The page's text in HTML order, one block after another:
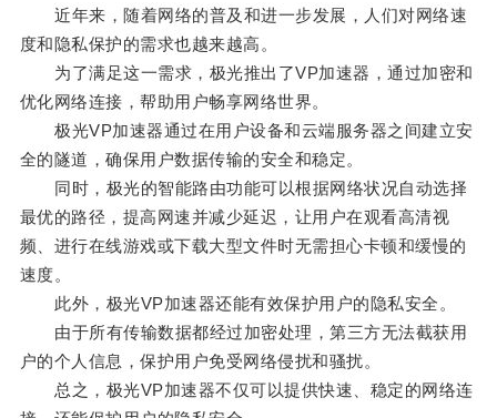
近年来，随着网络的普及和进一步发展，人们对网络速
度和隐私保护的需求也越来越高。
为了满足这一需求，极光推出了VP加速器，通过加密和
优化网络连接，帮助用户畅享网络世界。
极光VP加速器通过在用户设备和云端服务器之间建立安
全的隧道，确保用户数据传输的安全和稳定。
同时，极光的智能路由功能可以根据网络状况自动选择
最优的路径，提高网速并减少延迟，让用户在观看高清视
频、进行在线游戏或下载大型文件时无需担心卡顿和缓慢的
速度。
此外，极光VP加速器还能有效保护用户的隐私安全。
由于所有传输数据都经过加密处理，第三方无法截获用
户的个人信息，保护用户免受网络侵扰和骚扰。
总之，极光VP加速器不仅可以提供快速、稳定的网络连